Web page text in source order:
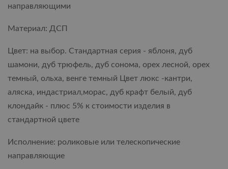
направляющими
Материал: ДСП
Цвет: на выбор. Стандартная серия - яблоня, дуб
шамони, дуб трюфель, дуб сонома, орех лесной, орех
темный, ольха, венге темный Цвет люкс -кантри,
аляска, индастриал,морас, дуб крафт белый, дуб
клондайк - плюс 5% к стоимости изделия в
стандартной цвете
Исполнение: роликовые или телескопические
направляющие